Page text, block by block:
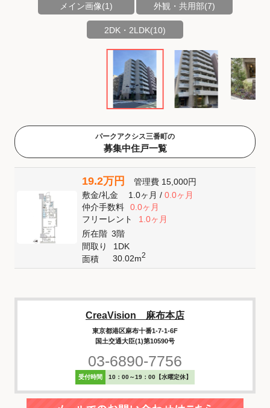
メイン画像(1) 外観・共用部(7)
2DK・2LDK(10)
パークアクシス三番町の
募集中住戸一覧
19.2万円 管理費 15,000円
敷金/礼金 1.0ヶ月/ 0.0ヶ月
仲介手数料
0.0ヶ月
フリーレント
1.0ヶ月
所在階 3階
間取り
1DK
面積
30.02m2
CreaVision 麻布本店
東京都港区麻布十番1-7-1-6F
国土交通大臣(1)第10590号
03-6890-7756
受付時間 10：00～19：00【水曜定休】